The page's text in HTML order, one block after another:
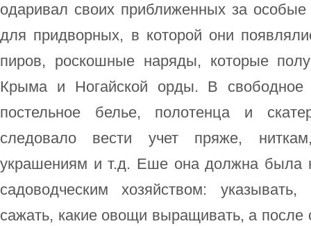
одаривал своих приближенных за
для придворных, в которой они
пиров, роскошные наряды, которые
Крыма и Ногайской орды. В свободное
постельное белье, полотенца и
следовало вести учет пряже,
украшениям и т.д. Еше она должна была
садоводческим хозяйством:
сажать, какие овощи выращивать, а после